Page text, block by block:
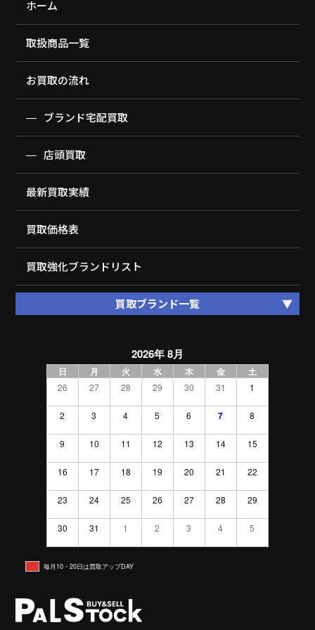
ホーム
取扱商品一覧
お買取の流れ
ブランド宅配買取
店頭買取
最新買取実績
買取価格表
買取強化ブランドリスト
買取ブランド一覧
2026年 8月
日 月 火 水 木 金 土
26 27 28 29 30 31 1
2 3 4 5 6 7 8
9 10 11 12 13 14 15
16 17 18 19 20 21 22
23 24 25 26 27 28 29
30 31 1 2 3 4 5
毎月10・20日は買取アップDAY